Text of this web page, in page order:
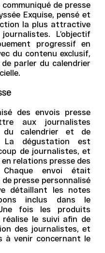
de presse
Exquise, pensé et
la plus attractive
L’objectif
progressif en
du contenu exclusif,
parler du calendrier
des envois presse
aux journalistes
du calendrier et de
dégustation est
de journalistes, et
relations presse des
Chaque envoi était
de presse personnalisé
détaillant les notes
inclus dans le
fois les produits
réalise le suivi afin de
des journalistes, et
à venir concernant le